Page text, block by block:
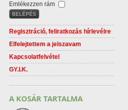
Emlékezzen rám
Regisztráció, feliratkozás hírlevélre
Elfelejtettem a jelszavam
Kapcsolatfelvétel
GY.I.K.
A KOSÁR TARTALMA